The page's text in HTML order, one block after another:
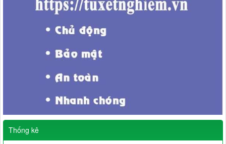
Thống kê